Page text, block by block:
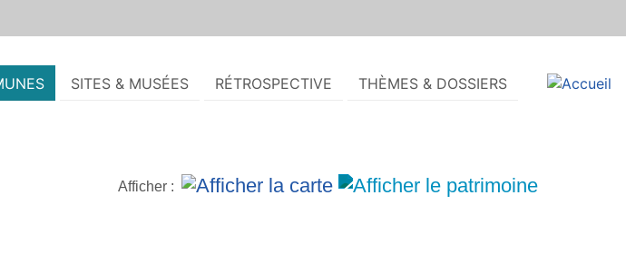
SITES & MUSÉES RÉTROSPECTIVE THÈMES & DOSSIERS
Afficher :